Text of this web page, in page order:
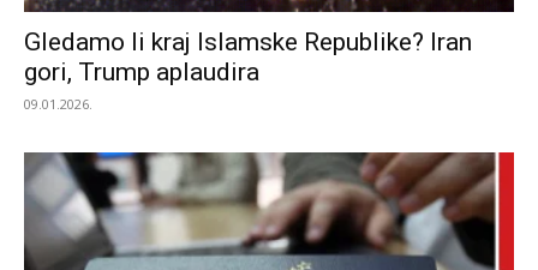
Gledamo li kraj Islamske Republike? Iran
gori, Trump aplaudira
09.01.2026.